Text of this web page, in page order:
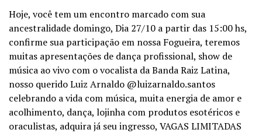
Hoje, você tem um encontro marcado com sua
ancestralidade domingo, Dia 27/10 a partir das 15:00 hs,
confirme sua participação em nossa Fogueira, teremos
muitas apresentações de dança profissional, show de
música ao vivo com o vocalista da Banda Raiz Latina,
nosso querido Luiz Arnaldo @luizarnaldo.santos
celebrando a vida com música, muita energia de amor e
acolhimento, dança, lojinha com produtos esotéricos e
oraculistas, adquira já seu ingresso, VAGAS LIMITADAS